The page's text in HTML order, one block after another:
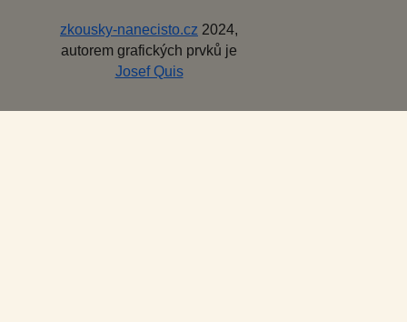
zkousky-nanecisto.cz 2024,
autorem grafických prvků je
Josef Quis